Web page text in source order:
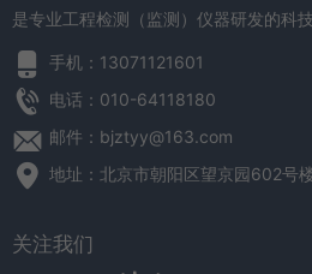
是专业工程检测（监测）仪器研发的科
手机：13071121601
电话：010-64118180
邮件：bjztyy@163.com
地址：北京市朝阳区望京园602号
关注我们